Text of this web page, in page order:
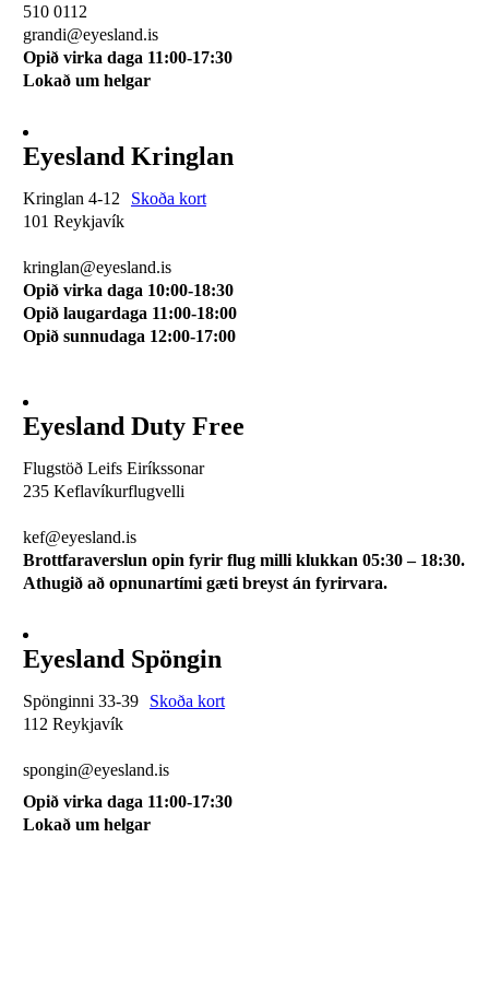
510 0112
grandi@eyesland.is
Opið virka daga 11:00-17:30
Lokað um helgar
Eyesland Kringlan
Kringlan 4-12
Skoða kort
101 Reykjavík
kringlan@eyesland.is
Opið virka daga 10:00-18:30
Opið laugardaga 11:00-18:00
Opið sunnudaga 12:00-17:00
Eyesland Duty Free
Flugstöð Leifs Eiríkssonar
235 Keflavíkurflugvelli
kef@eyesland.is
Brottfaraverslun opin fyrir flug milli klukkan 05:30 – 18:30.
Athugið að opnunartími gæti breyst án fyrirvara.
Eyesland Spöngin
Spönginni 33-39
Skoða kort
112 Reykjavík
spongin@eyesland.is
Opið virka daga 11:00-17:30
Lokað um helgar